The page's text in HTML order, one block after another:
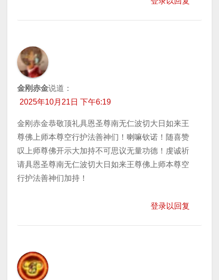
金刚赤金说道：
2025年10月21日 下午6:19
金刚赤金恭敬顶礼具恩圣尊南无仁波切大日如来王
尊佛上师本尊空行护法善神们！喇嘛钦诺！随喜赞
叹上师尊佛开示大加持不可思议无量功德！虔诚祈
请具恩圣尊南无仁波切大日如来王尊佛上师本尊空
行护法善神们加持！
登录以回复